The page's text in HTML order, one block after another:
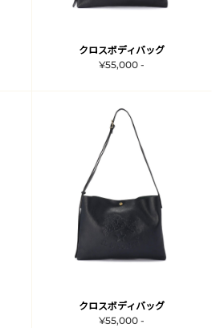
クロスボディバッグ
¥55,000 -
クロスボディバッグ
¥55,000 -